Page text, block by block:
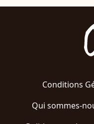
Conditions
Qui sommes-